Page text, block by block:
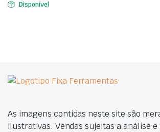
Disponível
As imagens contidas neste site são
ilustrativas. Vendas sujeitas a análise